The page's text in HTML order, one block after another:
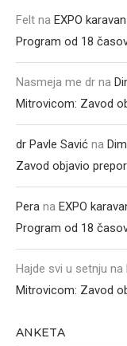
Felt na EXPO
Program od 18
Nasmeja me dr na
Mitrovicom: Zavod
dr Pavle Savić na
Zavod objavio
Pera na EXPO
Program od 18
Hajde svi u setnju na
Mitrovicom: Zavod
ANKETA